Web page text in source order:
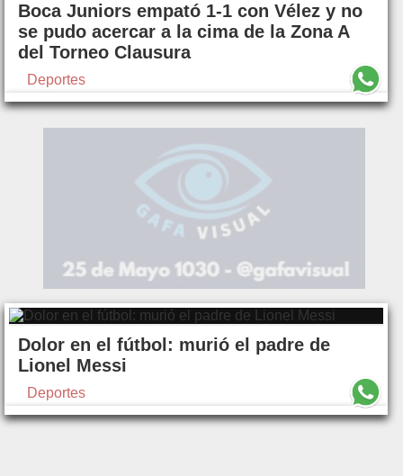
Boca Juniors empató 1-1 con Vélez y no
se pudo acercar a la cima de la Zona A
del Torneo Clausura
Deportes
Dolor en el fútbol: murió el padre de
Lionel Messi
Deportes